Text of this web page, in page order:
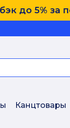
до 5% за
Канцтовары